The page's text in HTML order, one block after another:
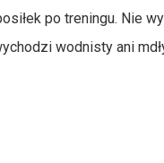
po treningu. Nie
wodnisty ani